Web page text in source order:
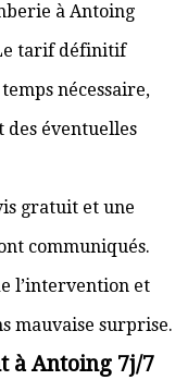
à Antoing
tarif définitif
nécessaire,
des éventuelles
gratuit et une
communiqués.
l’intervention et
mauvaise surprise.
à Antoing 7j/7